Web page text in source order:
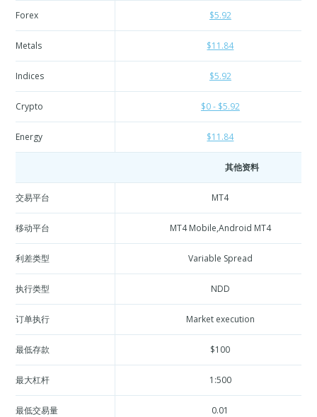
Forex $5.92
Metals $11.84
Indices $5.92
Crypto $0 - $5.92
Energy $11.84
其他资料
交易平台 MT4
移动平台 MT4 Mobile,Android MT4
利差类型 Variable Spread
执行类型 NDD
订单执行 Market execution
最低存款 $100
最大杠杆 1:500
最低交易量 0.01